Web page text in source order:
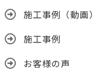
施工事例（動画）
施工事例
お客様の声